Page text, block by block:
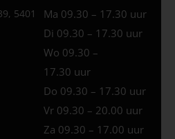
5401
Ma 09.30 – 17.30 uur
Di 09.30 – 17.30 uur
Wo 09.30 –
17.30 uur
Do 09.30 – 17.30 uur
Vr 09.30 – 20.00 uur
Za 09.30 – 17.00 uur